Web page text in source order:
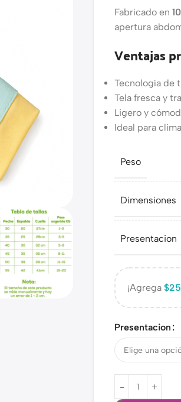
Fabricado en
apertura
Ventajas
Tecnología de
Tela fresca y
Ligero y
Ideal para
Peso
Dimensiones
Presentacion
¡Agrega $
Presentacion